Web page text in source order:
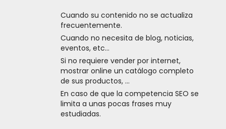
Cuando su contenido no se actualiza
frecuentemente.
Cuando no necesita de blog, noticias,
eventos, etc…
Si no requiere vender por internet,
mostrar online un catálogo completo
de sus productos, …
En caso de que la competencia SEO se
limita a unas pocas frases muy
estudiadas.